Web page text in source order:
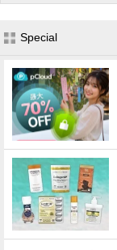
Special